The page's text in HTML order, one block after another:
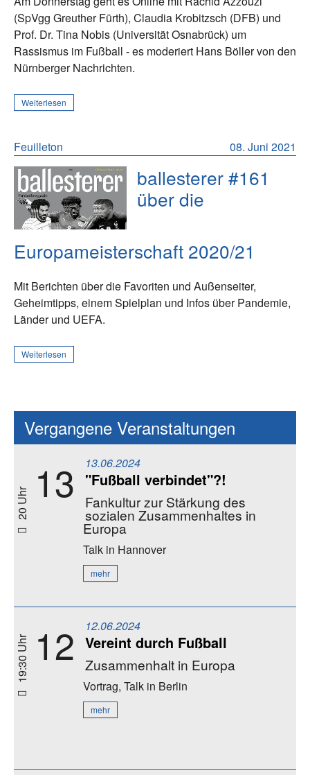
(SpVgg Greuther Fürth), Claudia Krobitzsch (DFB) und
Prof. Dr. Tina Nobis (Universität Osnabrück) um
Rassismus im Fußball - es moderiert Hans Böller von den
Nürnberger Nachrichten.
Weiterlesen
08. Juni 2021
Feuilleton
ballesterer #161
über die
Europameisterschaft 2020/21
Mit Berichten über die Favoriten und Außenseiter,
Geheimtipps, einem Spielplan und Infos über Pandemie,
Länder und UEFA.
Weiterlesen
Vergangene Veranstaltungen
20 Uhr 13 13.06.2024
"Fußball verbindet"?!
Fankultur zur Stärkung des
sozialen Zusammenhaltes in
Europa
Talk in Hannover
mehr
19:30 Uhr 12 12.06.2024
Vereint durch Fußball
Zusammenhalt in Europa
Vortrag, Talk in Berlin
mehr